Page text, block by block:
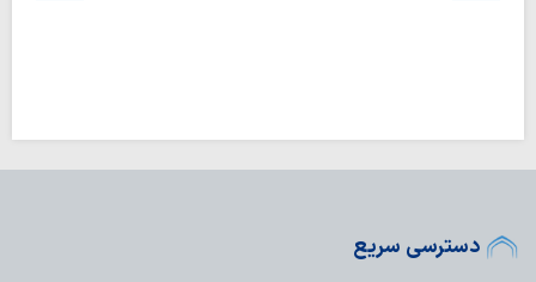
دسترسی سریع